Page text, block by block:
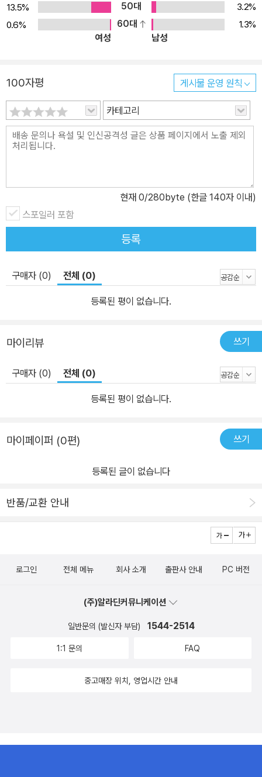
13.5%
50대
3.2%
0.6%
60대
1.3%
여성
남성
100자평 게시물 운영 원칙
카테고리
현재 0/280byte (한글 140자 이내)
스포일러 포함
등록
구매자 (0) 전체 (0)
등록된 평이 없습니다.
마이리뷰 쓰기
구매자 (0) 전체 (0)
등록된 평이 없습니다.
마이페이퍼 (0편) 쓰기
등록된 글이 없습니다
반품/교환 안내
로그인 전체 메뉴 회사 소개 출판사 안내 PC 버전
(주)알라딘커뮤니케이션
일반문의 (발신자 부담) 1544-2514
1:1 문의 FAQ
중고매장 위치, 영업시간 안내